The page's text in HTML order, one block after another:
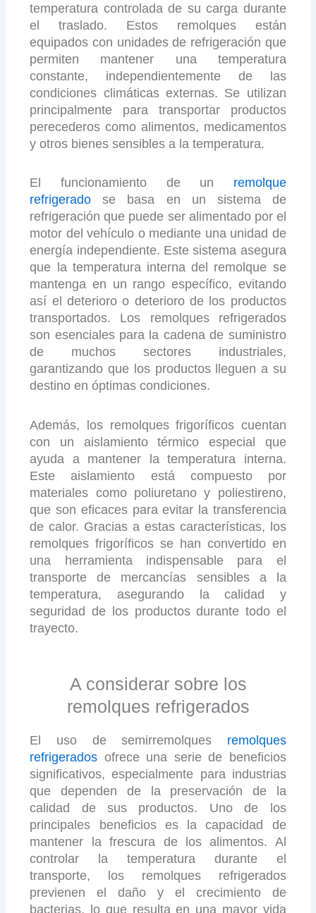
temperatura controlada de su carga durante
el traslado. Estos remolques están
equipados con unidades de refrigeración que
permiten mantener una temperatura
constante, independientemente de las
condiciones climáticas externas. Se utilizan
principalmente para transportar productos
perecederos como alimentos, medicamentos
y otros bienes sensibles a la temperatura.
El funcionamiento de un remolque
refrigerado se basa en un sistema de
refrigeración que puede ser alimentado por el
motor del vehículo o mediante una unidad de
energía independiente. Este sistema asegura
que la temperatura interna del remolque se
mantenga en un rango específico, evitando
así el deterioro o deterioro de los productos
transportados. Los remolques refrigerados
son esenciales para la cadena de suministro
de muchos sectores industriales,
garantizando que los productos lleguen a su
destino en óptimas condiciones.
Además, los remolques frigoríficos cuentan
con un aislamiento térmico especial que
ayuda a mantener la temperatura interna.
Este aislamiento está compuesto por
materiales como poliuretano y poliestireno,
que son eficaces para evitar la transferencia
de calor. Gracias a estas características, los
remolques frigoríficos se han convertido en
una herramienta indispensable para el
transporte de mercancías sensibles a la
temperatura, asegurando la calidad y
seguridad de los productos durante todo el
trayecto.
A considerar sobre los
remolques refrigerados
El uso de semirremolques remolques
refrigerados ofrece una serie de beneficios
significativos, especialmente para industrias
que dependen de la preservación de la
calidad de sus productos. Uno de los
principales beneficios es la capacidad de
mantener la frescura de los alimentos. Al
controlar la temperatura durante el
transporte, los remolques refrigerados
previenen el daño y el crecimiento de
bacterias, lo que resulta en una mayor vida